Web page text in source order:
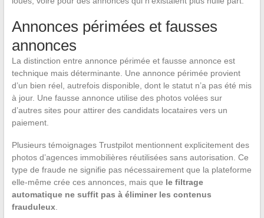
Annonces périmées et fausses
annonces
La distinction entre annonce périmée et fausse annonce est
technique mais déterminante. Une annonce périmée provient
d’un bien réel, autrefois disponible, dont le statut n’a pas été mis
à jour. Une fausse annonce utilise des photos volées sur
d’autres sites pour attirer des candidats locataires vers un
paiement.
Plusieurs témoignages Trustpilot mentionnent explicitement des
photos d’agences immobilières réutilisées sans autorisation. Ce
type de fraude ne signifie pas nécessairement que la plateforme
elle-même crée ces annonces, mais que le filtrage
automatique ne suffit pas à éliminer les contenus
frauduleux.